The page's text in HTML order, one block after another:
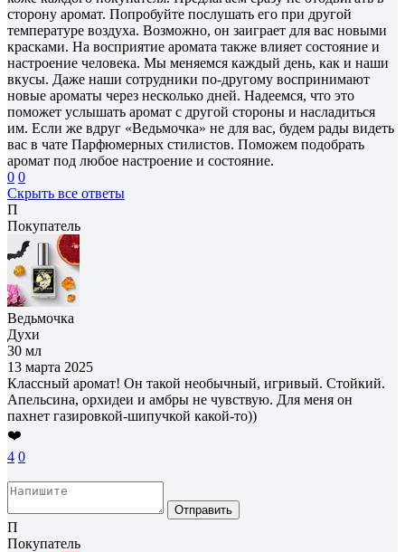
сторону аромат. Попробуйте послушать его при другой
температуре воздуха. Возможно, он заиграет для вас новыми
красками. На восприятие аромата также влияет состояние и
настроение человека. Мы меняемся каждый день, как и наши
вкусы. Даже наши сотрудники по-другому воспринимают
новые ароматы через несколько дней. Надеемся, что это
поможет услышать аромат с другой стороны и насладиться
им. Если же вдруг «Ведьмочка» не для вас, будем рады видеть
вас в чате Парфюмерных стилистов. Поможем подобрать
аромат под любое настроение и состояние.
0 0
Скрыть все ответы
П
Покупатель
Ведьмочка
Духи
30 мл
13 марта 2025
Классный аромат! Он такой необычный, игривый. Стойкий.
Апельсина, орхидеи и амбры не чувствую. Для меня он
пахнет газировкой-шипучкой какой-то))
❤️
4 0
Отправить
П
Покупатель